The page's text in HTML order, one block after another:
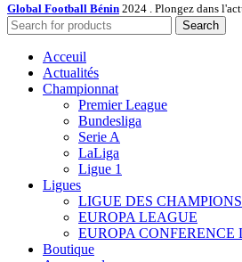
Global Football Bénin 2024 . Plongez dans
Search
Acceuil
Actualités
Championnat
Premier League
Bundesliga
Serie A
LaLiga
Ligue 1
Ligues
LIGUE DES CHAMPIONS
EUROPA LEAGUE
EUROPA CONFERENCE
Boutique